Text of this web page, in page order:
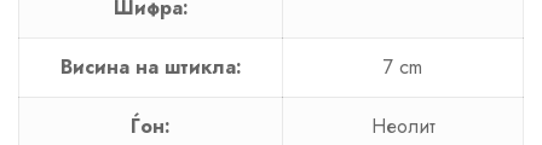
Шифра:
Висина на штикла: 7 cm
Ѓон: Неолит